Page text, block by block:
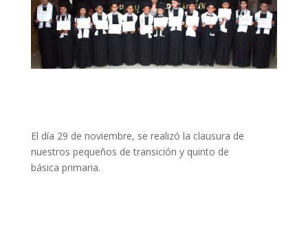
El día 29 de noviembre, se realizó la clausura de
nuestros pequeños de transición y quinto de
básica primaria.